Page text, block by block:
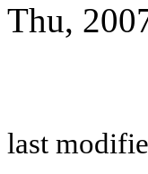
Thu,
last